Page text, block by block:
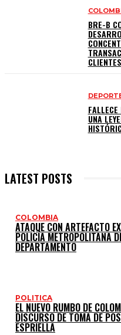
BRE-B
UNA
LATEST POSTS
COLOMBIA
ATAQUE CON ARTEFACTO
POLICÍA METROPOLITANA
DEPARTAMENTO
POLITICA
EL NUEVO RUMBO DE
DISCURSO DE TOMA DE
ESPRIELLA